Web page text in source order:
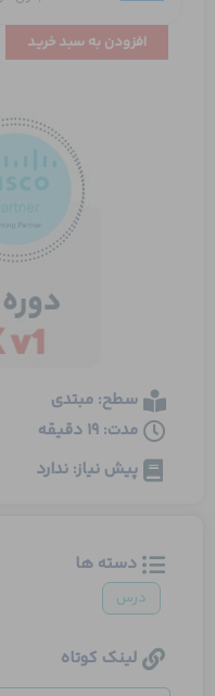
عدد
افزودن به سبد خرید
سطح: مبتدی
مدت: 19 دقیقه
پیش نیاز: ندارد
دسته ها
درس
لینک کوتاه